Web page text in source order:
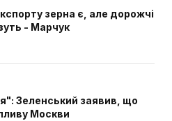
зерна є, але дорожчі
- Марчук
Зеленський заявив, що
Москви